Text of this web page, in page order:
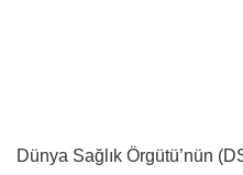
Dünya Sağlık Örgütü’nün